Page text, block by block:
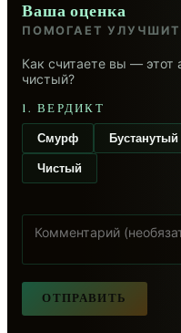
Ваша оценка
ПОМОГАЕТ
Как считаете вы — этот
чистый?
1. ВЕРДИКТ
Смурф Бустанутый
Чистый
ОТПРАВИТЬ